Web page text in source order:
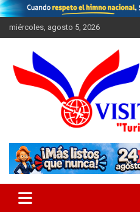
Saltar
al
contenido
miércoles, agosto 5, 2026
Visitantes